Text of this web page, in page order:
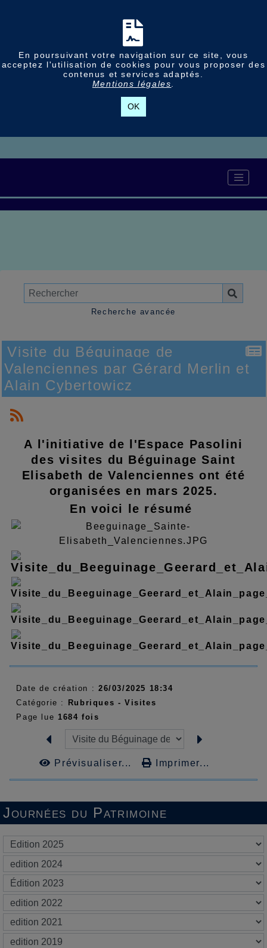
En poursuivant votre navigation sur ce site, vous
acceptez l'utilisation de cookies pour vous proposer des
contenus et services adaptés.
Mentions légales
OK
Journées du Patrimoine
Recherche avancée
Visite du Béguinage de
Valenciennes par Gérard Merlin et
Alain Cybertowicz
A l'initiative de l'Espace Pasolini
des visites du Béguinage Saint
Elisabeth de Valenciennes ont été
organisées en mars 2025.
En voici le résumé
Date de création : 26/03/2025 18:34
Catégorie :
Rubriques - Visites
Page lue 1684 fois
Prévisualiser... Imprimer...